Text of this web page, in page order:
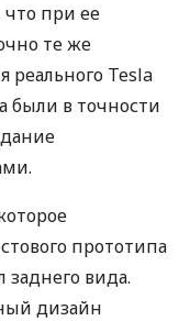
при ее
те же
реального Tesla
были в точности
прототипа
заднего вида.
дизайн